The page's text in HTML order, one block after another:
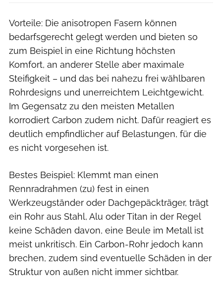
Vorteile: Die anisotropen Fasern können
bedarfsgerecht gelegt werden und bieten so
zum Beispiel in eine Richtung höchsten
Komfort, an anderer Stelle aber maximale
Steifigkeit – und das bei nahezu frei wählbaren
Rohrdesigns und unerreichtem Leichtgewicht.
Im Gegensatz zu den meisten Metallen
korrodiert Carbon zudem nicht. Dafür reagiert es
deutlich empfindlicher auf Belastungen, für die
es nicht vorgesehen ist.
Bestes Beispiel: Klemmt man einen
Rennradrahmen (zu) fest in einen
Werkzeugständer oder Dachgepäckträger, trägt
ein Rohr aus Stahl, Alu oder Titan in der Regel
keine Schäden davon, eine Beule im Metall ist
meist unkritisch. Ein Carbon-Rohr jedoch kann
brechen, zudem sind eventuelle Schäden in der
Struktur von außen nicht immer sichtbar.